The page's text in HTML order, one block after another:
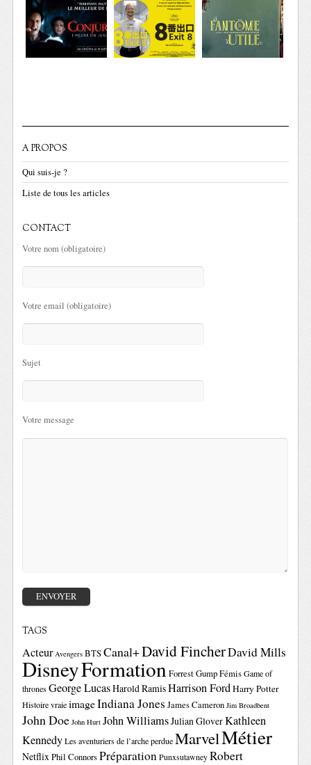
A PROPOS
Qui suis-je ?
Liste de tous les articles
CONTACT
Votre nom (obligatoire)
Votre email (obligatoire)
Sujet
Votre message
TAGS
Acteur Avengers BTSCanal+David FincherDavid Mills
DisneyFormation Forrest GumpFémis Game of
thrones George LucasHarold RamisHarrison FordHarry Potter
Histoire vraie imageIndiana Jones James Cameron Jim Broadbent
John Doe John Hurt John WilliamsJulian GloverKathleen
Kennedy Les aventuriers de l’arche perdue MarvelMétier
Netflix Phil ConnorsPréparation Punxsutawney Robert